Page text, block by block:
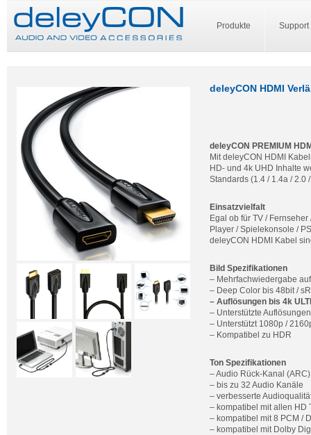
Produkte Support
deleyCON HDMI
deleyCON PREMIUM
Mit deleyCON HDMI
HD- und 4k UHD Inhalte
Standards (1.4 / 1.4a / 2.0
Einsatzvielfalt
Egal ob für TV /
Player / Spielekonsole /
deleyCON HDMI Kabel
Bild Spezifikationen
– Mehrfachwiedergabe
– Deep Color bis 48bit /
– Auflösungen bis 4k
– Unterstützte
– Unterstützt 1080p /
– Kompatibel zu HDR
Ton Spezifikationen
– Audio Rück-Kanal (ARC)
– bis zu 32 Audio Kanäle
– verbesserte
– kompatibel mit allen HD
– kompatibel mit 8 PCM /
– kompatibel mit Dolby